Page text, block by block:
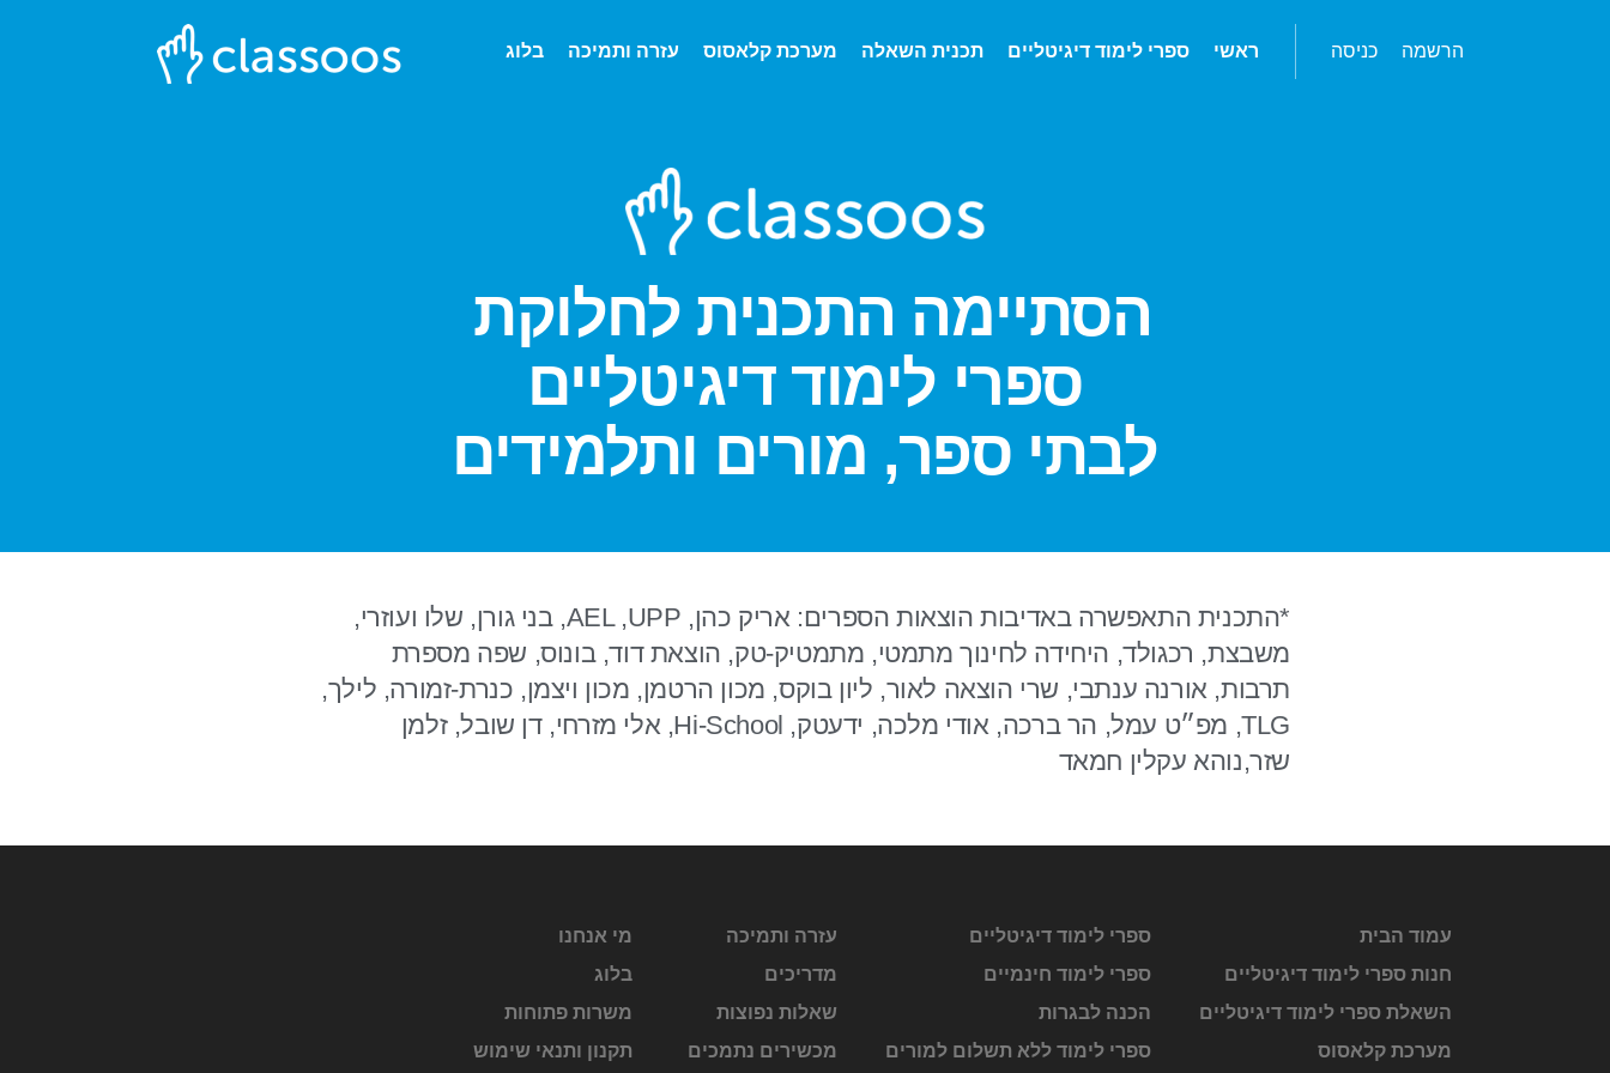
הרשמה כניסה ראשי ספרי לימוד דיגיטליים תכנית השאלה מערכת קלאסוס עזרה ותמיכה בלוג
הסתיימה התכנית לחלוקת
ספרי לימוד דיגיטליים
לבתי ספר, מורים ותלמידים
*התכנית התאפשרה באדיבות הוצאות הספרים: אריק כהן, AEL ,UPP, בני גורן, שלו ועוזרי,
משבצת, רכגולד, היחידה לחינוך מתמטי, מתמטיק-טק, הוצאת דוד, בונוס, שפה מספרת
תרבות, אורנה ענתבי, שרי הוצאה לאור, ליון בוקס, מכון הרטמן, מכון ויצמן, כנרת-זמורה, לילך,
TLG, מפ״ט עמל, הר ברכה, אודי מלכה, ידעטק, Hi-School, אלי מזרחי, דן שובל, זלמן
שזר,נוהא עקלין חמאד
עמוד הבית
חנות ספרי לימוד דיגיטליים
השאלת ספרי לימוד דיגיטליים
מערכת קלאסוס
ספרי לימוד דיגיטליים
ספרי לימוד חינמיים
הכנה לבגרות
ספרי לימוד ללא תשלום למורים
עזרה ותמיכה
מדריכים
שאלות נפוצות
מכשירים נתמכים
מי אנחנו
בלוג
משרות פתוחות
תקנון ותנאי שימוש